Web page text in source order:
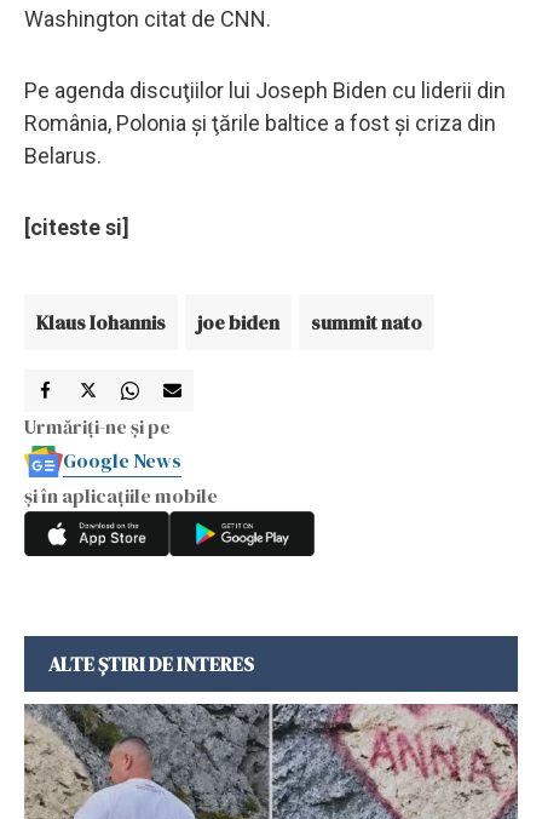
Washington citat de CNN.
Pe agenda discuţiilor lui Joseph Biden cu liderii din
România, Polonia şi ţările baltice a fost şi criza din
Belarus.
[citeste si]
Klaus Iohannis joe biden summit nato
Urmăriți-ne și pe
Google News
și în aplicațiile mobile
ALTE ȘTIRI DE INTERES